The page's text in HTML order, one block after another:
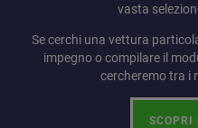
vasta
Se cerchi una vettura
impegno o compilare il
cercheremo tra i
SCOPRI